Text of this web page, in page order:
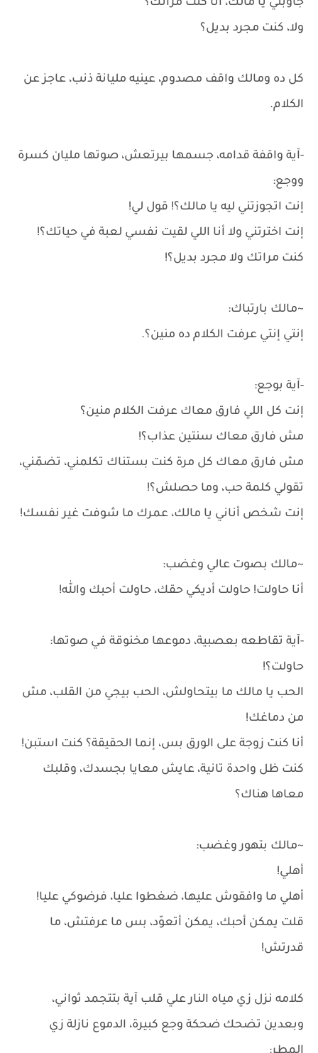
جاوبني يا مالك، أنا كنت مراتك؟
ولا، كنت مجرد بديل؟
كل ده ومالك واقف مصدوم، عينيه مليانة ذنب، عاجز عن
الكلام.
-آية واقفة قدامه، جسمها بيرتعش، صوتها مليان كسرة
ووجع:
إنت اتجوزتني ليه يا مالك؟! قول لي!
إنت اخترتني ولا أنا اللي لقيت نفسي لعبة في حياتك؟!
كنت مراتك ولا مجرد بديل؟!
~مالك بارتباك:
إنتي إنتي عرفت الكلام ده منين؟.
-آية بوجع:
إنت كل اللي فارق معاك عرفت الكلام منين؟
مش فارق معاك سنتين عذاب؟!
مش فارق معاك كل مرة كنت بستناك تكلمني، تضمّني،
تقولي كلمة حب، وما حصلش؟!
إنت شخص أناني يا مالك، عمرك ما شوفت غير نفسك!
~مالك بصوت عالي وغضب:
أنا حاولت! حاولت أديكي حقك، حاولت أحبك والله!
-آية تقاطعه بعصبية، دموعها مخنوقة في صوتها:
حاولت؟!
الحب يا مالك ما بيتحاولش، الحب بيجي من القلب، مش
من دماغك!
أنا كنت زوجة على الورق بس، إنما الحقيقة؟ كنت استبن!
كنت ظل واحدة تانية، عايش معايا بجسدك، وقلبك
معاها هناك؟
~مالك بتهور وغضب:
أهلي!
أهلي ما وافقوش عليها، ضغطوا عليا، فرضوكي عليا!
قلت يمكن أحبك، يمكن أتعوّد، بس ما عرفتش، ما
قدرتش!
كلامه نزل زي مياه النار علي قلب آية بتتجمد ثواني،
وبعدين تضحك ضحكة وجع كبيرة، الدموع نازلة زي